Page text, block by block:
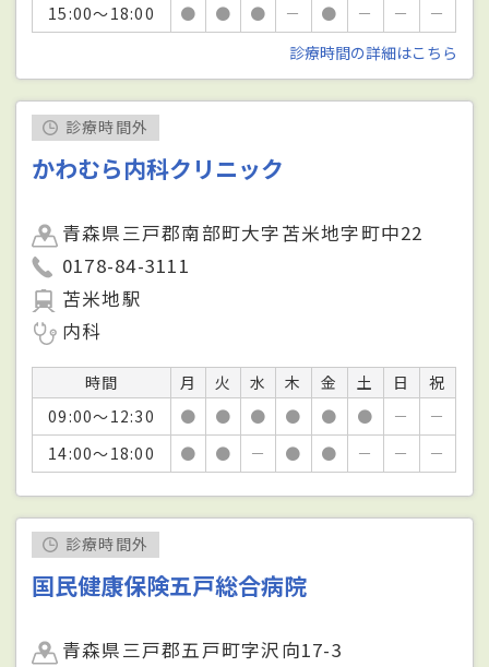
15:00～18:00
● ● ● － ● － －
－
診療時間の詳細はこちら
診療時間外
かわむら内科クリニック
青森県三戸郡南部町大字苫米地字町中22
0178-84-3111
苫米地駅
内科
時間 月 火 水 木 金 土 日
祝
09:00～12:30
● ● ● ● ● ● －
－
14:00～18:00
● ● － ● ● － － －
診療時間外
国民健康保険五戸総合病院
青森県三戸郡五戸町字沢向17-3